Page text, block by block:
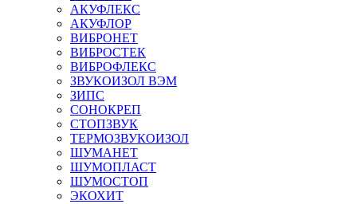
АКУФЛЕКС
АКУФЛОР
ВИБРОНЕТ
ВИБРОСТЕК
ВИБРОФЛЕКС
ЗВУКОИЗОЛ ВЭМ
ЗИПС
СОНОКРЕП
СТОПЗВУК
ТЕРМОЗВУКОИЗОЛ
ШУМАНЕТ
ШУМОПЛАСТ
ШУМОСТОП
ЭКОХИТ